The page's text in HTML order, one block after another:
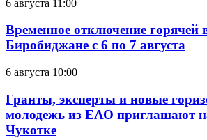
6 августа 11:00
Временное отключение горячей
Биробиджане с 6 по 7 августа
6 августа 10:00
Гранты, эксперты и новые
молодежь из ЕАО приглашают
Чукотке